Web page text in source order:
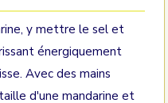
y mettre le sel et
énergiquement
Avec des mains
d'une mandarine et